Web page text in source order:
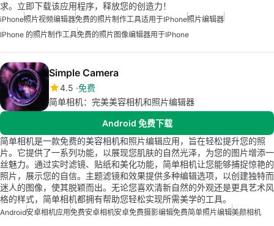
求。立即下载该应用程序，释放您的创造力！
iPhone照片视频编辑器免费的照片制作工具适用于iPhone照片编辑器
IPhone 的照片制作工具免费的照片图像编辑器用于iPhone
Simple Camera
4.5 免费
简单相机：完美美容相机和照片编辑器
Android 免费下载
简单相机是一款免费的美容相机和照片编辑应用，旨在轻松提升您的照
片。它提供了一系列功能，以展现您肌肤的自然光泽，为您的图片增添一
丝魅力。通过实时滤镜、贴纸和美化功能，简单相机让您能够捕捉惊艳的
照片，展示您的自信。主题滤镜和效果提供多种编辑选项，以创建独特而
迷人的图像，使其脱颖而出。无论您喜欢清新自然的外观还是更具艺术风
格的样式，简单相机都拥有帮助您轻松实现所需美学的工具。
Android安卓相机应用免费安卓相机安卓免费摄影编辑免费简单照片编辑美颜相机